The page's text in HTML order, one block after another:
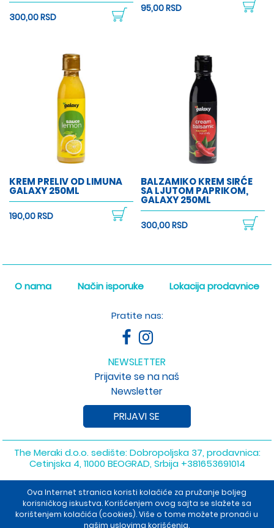
Ova Internet stranica koristi kolačiće za pružanje boljeg
korisničkog iskustva. Korišćenjem ovog sajta se slažete sa
korištenjem kolačića (cookies). Više o tome možete pronaći u
našim uslovima korišćenja.
300,00 RSD
95,00 RSD
KREM PRELIV OD LIMUNA
GALAXY 250ML
190,00 RSD
BALZAMIKO KREM SIRĆE
SA LJUTOM PAPRIKOM,
GALAXY 250ML
300,00 RSD
O nama Način isporuke Lokacija prodavnice
Pratite nas:
NEWSLETTER
Prijavite se na naš
Newsletter
PRIJAVI SE
The Meraki d.o.o. sedište: Dobropoljska 37, prodavnica:
Cetinjska 4, 11000 BEOGRAD, Srbija +381653691014
byshopen.com